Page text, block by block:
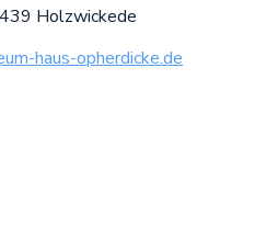
Holzwickede
haus-opherdicke.de